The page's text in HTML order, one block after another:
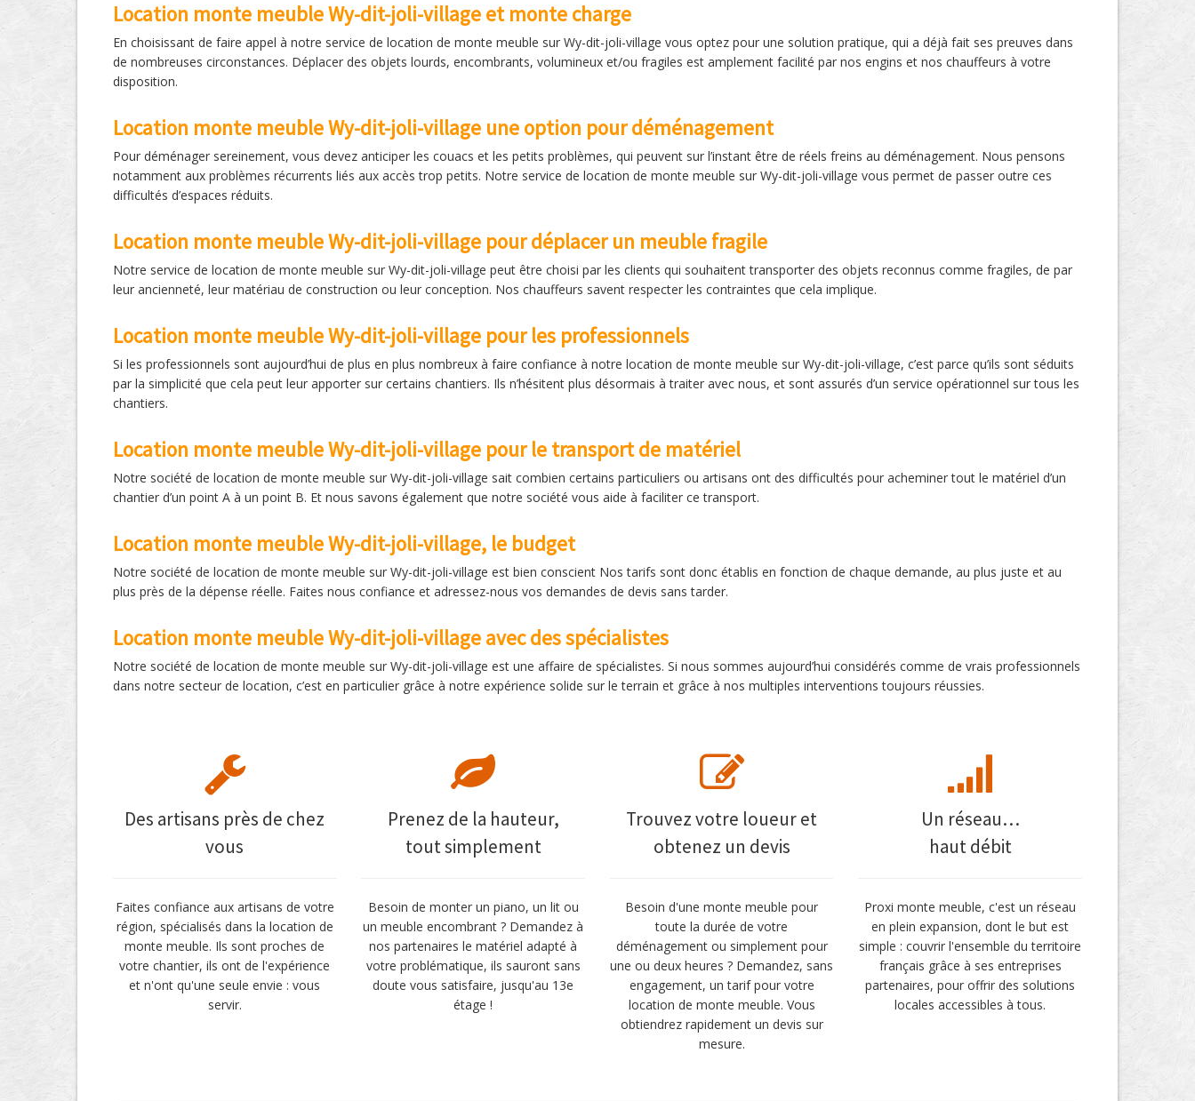
Location monte meuble Wy-dit-joli-village et monte charge
En choisissant de faire appel à notre service de location de monte meuble sur Wy-dit-joli-village vous optez pour une solution pratique, qui a déjà fait ses preuves dans
de nombreuses circonstances. Déplacer des objets lourds, encombrants, volumineux et/ou fragiles est amplement facilité par nos engins et nos chauffeurs à votre
disposition.
Location monte meuble Wy-dit-joli-village une option pour déménagement
Pour déménager sereinement, vous devez anticiper les couacs et les petits problèmes, qui peuvent sur l’instant être de réels freins au déménagement. Nous pensons
notamment aux problèmes récurrents liés aux accès trop petits. Notre service de location de monte meuble sur Wy-dit-joli-village vous permet de passer outre ces
difficultés d’espaces réduits.
Location monte meuble Wy-dit-joli-village pour déplacer un meuble fragile
Notre service de location de monte meuble sur Wy-dit-joli-village peut être choisi par les clients qui souhaitent transporter des objets reconnus comme fragiles, de par
leur ancienneté, leur matériau de construction ou leur conception. Nos chauffeurs savent respecter les contraintes que cela implique.
Location monte meuble Wy-dit-joli-village pour les professionnels
Si les professionnels sont aujourd’hui de plus en plus nombreux à faire confiance à notre location de monte meuble sur Wy-dit-joli-village, c’est parce qu’ils sont séduits
par la simplicité que cela peut leur apporter sur certains chantiers. Ils n’hésitent plus désormais à traiter avec nous, et sont assurés d’un service opérationnel sur tous les
chantiers.
Location monte meuble Wy-dit-joli-village pour le transport de matériel
Notre société de location de monte meuble sur Wy-dit-joli-village sait combien certains particuliers ou artisans ont des difficultés pour acheminer tout le matériel d’un
chantier d’un point A à un point B. Et nous savons également que notre société vous aide à faciliter ce transport.
Location monte meuble Wy-dit-joli-village, le budget
Notre société de location de monte meuble sur Wy-dit-joli-village est bien conscient Nos tarifs sont donc établis en fonction de chaque demande, au plus juste et au
plus près de la dépense réelle. Faites nous confiance et adressez-nous vos demandes de devis sans tarder.
Location monte meuble Wy-dit-joli-village avec des spécialistes
Notre société de location de monte meuble sur Wy-dit-joli-village est une affaire de spécialistes. Si nous sommes aujourd’hui considérés comme de vrais professionnels
dans notre secteur de location, c’est en particulier grâce à notre expérience solide sur le terrain et grâce à nos multiples interventions toujours réussies.
Des artisans près de chez
vous
Faites confiance aux artisans de votre
région, spécialisés dans la location de
monte meuble. Ils sont proches de
votre chantier, ils ont de l'expérience
et n'ont qu'une seule envie : vous
servir.
Prenez de la hauteur,
tout simplement
Besoin de monter un piano, un lit ou
un meuble encombrant ? Demandez à
nos partenaires le matériel adapté à
votre problématique, ils sauront sans
doute vous satisfaire, jusqu'au 13e
étage !
Trouvez votre loueur et
obtenez un devis
Besoin d'une monte meuble pour
toute la durée de votre
déménagement ou simplement pour
une ou deux heures ? Demandez, sans
engagement, un tarif pour votre
location de monte meuble. Vous
obtiendrez rapidement un devis sur
mesure.
Un réseau…
haut débit
Proxi monte meuble, c'est un réseau
en plein expansion, dont le but est
simple : couvrir l'ensemble du territoire
français grâce à ses entreprises
partenaires, pour offrir des solutions
locales accessibles à tous.